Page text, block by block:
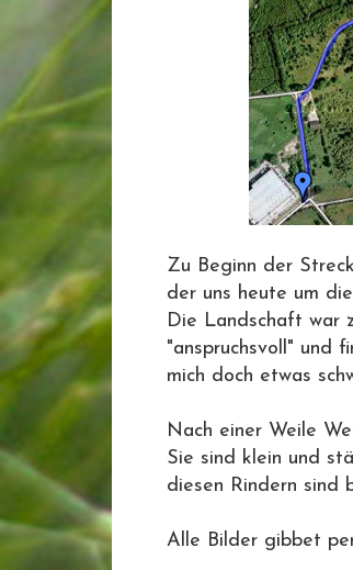
Zu Beginn der
der uns heute um
Die Landschaft war
"anspruchsvoll" und
mich doch etwas
Nach einer Weile
Sie sind klein und
diesen Rindern sind
Alle Bilder gibbet